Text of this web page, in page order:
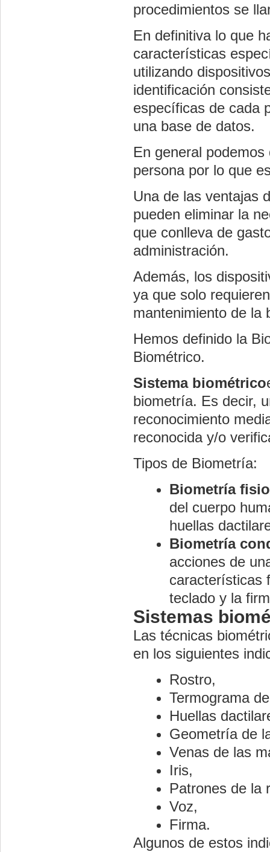
procedimientos se
En definitiva lo que
características
utilizando
identificación
específicas de cada
una base de datos.
En general
persona por lo que
Una de las ventajas
pueden eliminar la
que conlleva de
administración.
Además, los
ya que solo
mantenimiento de la
Hemos definido la
Biométrico.
Sistema biométrico
biometría. Es decir,
reconocimiento
reconocida y/o
Tipos de Biometría:
Biometría
del cuerpo
huellas
Biometría
acciones de
características
teclado y la
Sistemas
Las técnicas
en los siguientes
Rostro,
Termograma
Huellas
Geometría de
Venas de las
Iris,
Patrones de la
Voz,
Firma.
Algunos de estos